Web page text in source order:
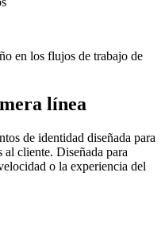
en los flujos de trabajo de
línea
de identidad diseñada para
cliente. Diseñada para
o la experiencia del